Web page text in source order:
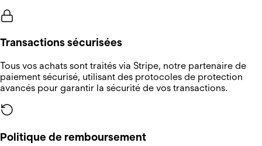
Transactions sécurisées
Tous vos achats sont traités via Stripe, notre partenaire de
paiement sécurisé, utilisant des protocoles de protection
avancés pour garantir la sécurité de vos transactions.
Politique de remboursement